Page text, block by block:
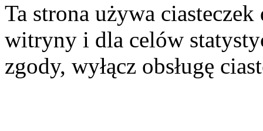
Ta strona używa
witryny i dla celów
zgody, wyłącz obsługę